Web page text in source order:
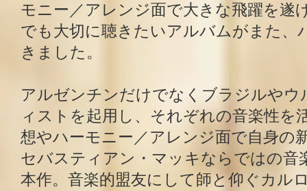
モニー／アレンジ面で大きな飛躍を遂
でも大切に聴きたいアルバムがまた、
きました。
アルゼンチンだけでなくブラジルやウ
ィストを起用し、それぞれの音楽性を
想やハーモニー／アレンジ面で自身の
セバスティアン・マッキならではの音
本作。音楽的盟友にして師と仰ぐカル